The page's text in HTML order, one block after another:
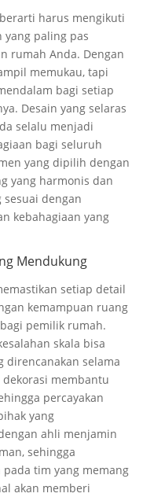
harus mengikuti
paling pas
rumah Anda. Dengan
memukau, tapi
bagi setiap
Desain yang selaras
selalu menjadi
bagi seluruh
yang dipilih dengan
yang harmonis dan
sesuai dengan
kebahagiaan yang
Mendukung
setiap detail
kemampuan ruang
pemilik rumah.
skala bisa
direncanakan selama
membantu
percayakan
yang
ahli menjamin
sehingga
tim yang memang
akan memberi